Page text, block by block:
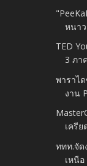
หนาว
TED
3 ภา
พาราไ
งาน
เครีย
ททท.จัด
เหนือ